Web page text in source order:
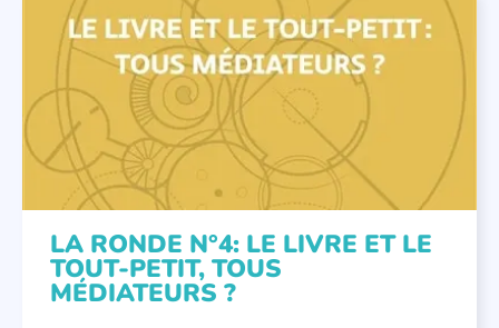
MÉTIER DE LECTEUR.TRICE , NOUS AVONS PUBLIÉ ,
PETITE ENFANCE
LA RONDE N°4: LE LIVRE ET LE
TOUT-PETIT, TOUS
MÉDIATEURS ?